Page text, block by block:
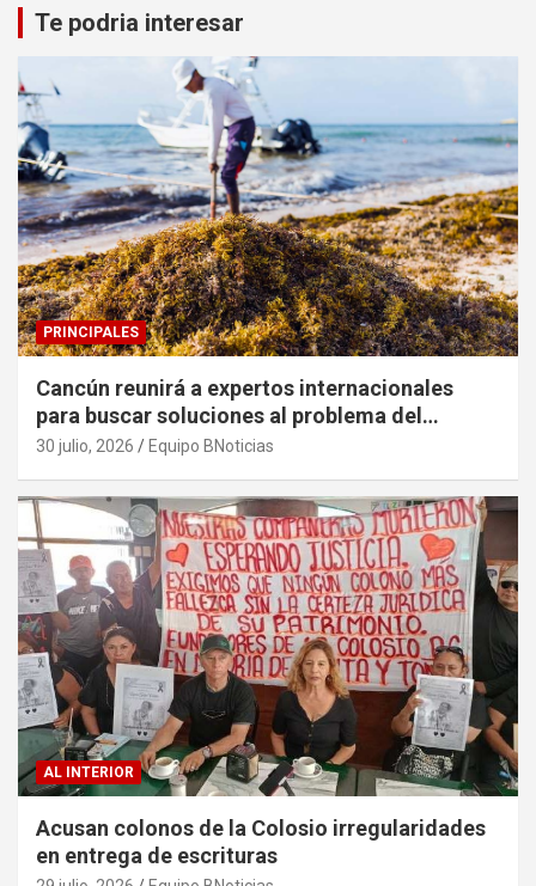
Te podria interesar
PRINCIPALES
Cancún reunirá a expertos internacionales
para buscar soluciones al problema del
sargazo
30 julio, 2026 Equipo BNoticias
AL INTERIOR
Acusan colonos de la Colosio irregularidades
en entrega de escrituras